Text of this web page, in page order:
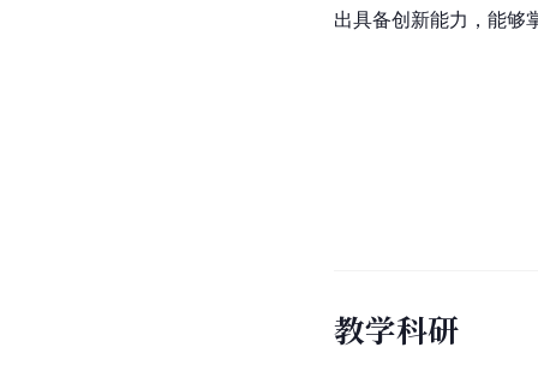
出具备创新能力，能够
教学科研